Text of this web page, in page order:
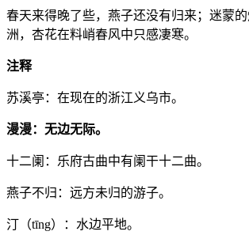
春天来得晚了些，燕子还没有归来；迷蒙
洲，杏花在料峭春风中只感凄寒。
注释
苏溪亭：在现在的浙江义乌市。
漫漫：无边无际。
十二阑：乐府古曲中有阑干十二曲。
燕子不归：远方未归的游子。
汀（tīng）：水边平地。